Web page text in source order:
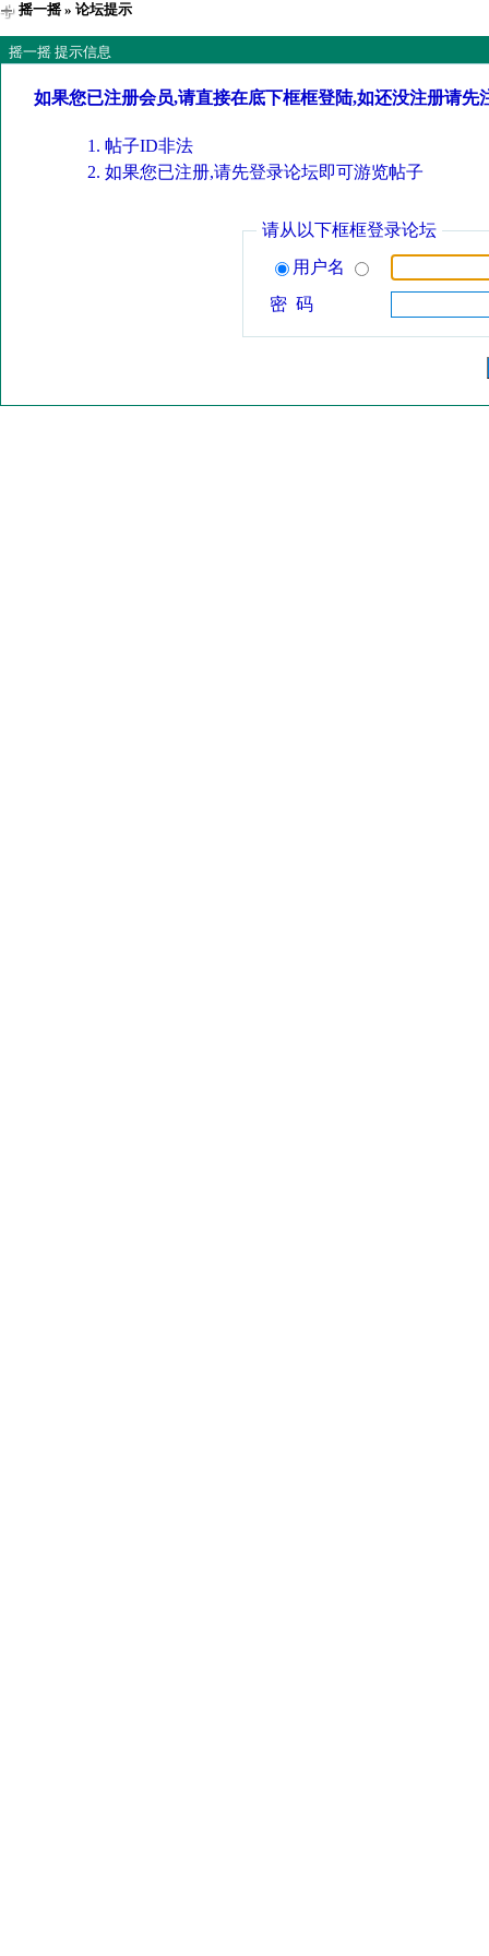
摇一摇» 论坛提示
摇一摇 提示信息
如果您已注册会员,请直接在底下框框登陆,如还没注册请先
帖子ID非法
如果您已注册,请先登录论坛即可游览帖子
请从以下框框登录论坛
用户名
密 码